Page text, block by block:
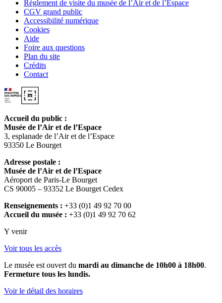
Règlement de visite du musée de l’Air et de l’Espace
CGV grand public
Accessibilité numérique
Cookies
Aide
Foire aux questions
Plan du site
Crédits
Contact
Accueil du public :
Musée de l’Air et de l’Espace
3, esplanade de l’Air et de l’Espace
93350 Le Bourget
Adresse postale :
Musée de l’Air et de l’Espace
Aéroport de Paris-Le Bourget
CS 90005 – 93352 Le Bourget Cedex
Renseignements : +33 (0)1 49 92 70 00
Accueil du musée : +33 (0)1 49 92 70 62
Y venir
Voir tous les accès
Le musée est ouvert du mardi au dimanche de 10h00 à 18h00.
Fermeture tous les lundis.
Voir le détail des horaires